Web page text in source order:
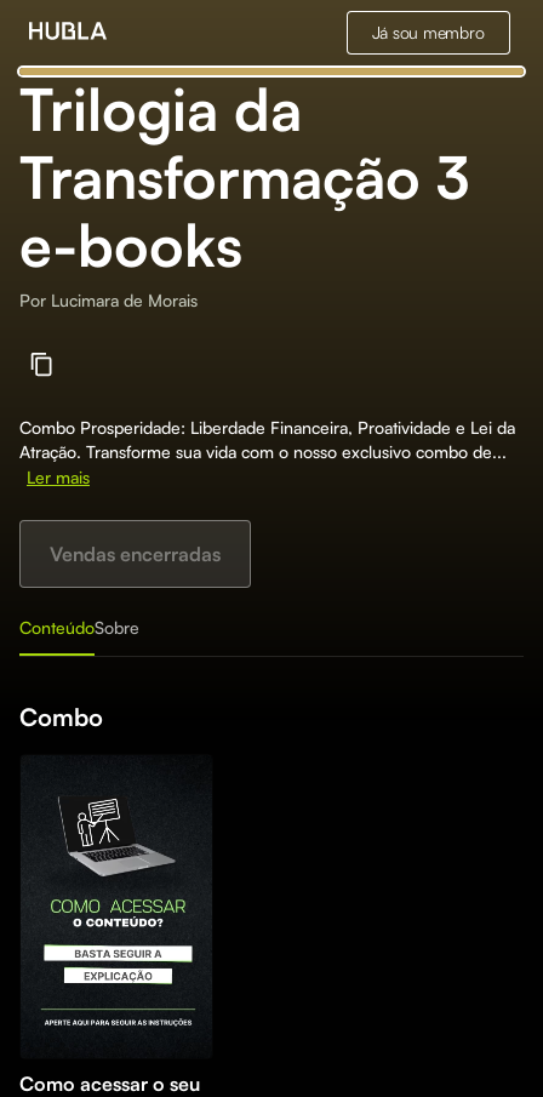
Já sou membro
Trilogia da
Transformação 3
e-books
Por Lucimara de Morais
Combo Prosperidade: Liberdade Financeira, Proatividade e Lei da
Atração. Transforme sua vida com o nosso exclusivo combo de...
Ler mais
Vendas encerradas
ConteúdoSobre
Combo
Como acessar o seu